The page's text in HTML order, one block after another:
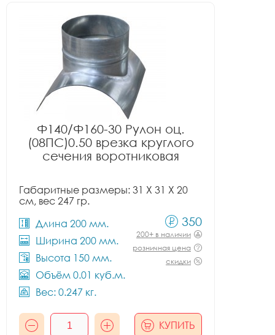
Ф140/Ф160-30 Рулон оц.
(08ПС)0.50 врезка круглого
сечения воротниковая
Габаритные размеры: 31 X 31 X 20
см, вес 247 гр.
Длина 200 мм.
Ширина 200 мм.
Высота 150 мм.
Объём 0.01 куб.м.
Вес: 0.247 кг.
350
200+ в наличии
розничная цена
скидки
КУПИТЬ